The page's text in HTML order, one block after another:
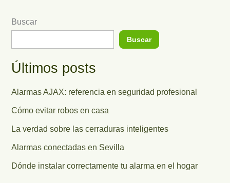
Buscar
Buscar
Últimos posts
Alarmas AJAX: referencia en seguridad profesional
Cómo evitar robos en casa
La verdad sobre las cerraduras inteligentes
Alarmas conectadas en Sevilla
Dónde instalar correctamente tu alarma en el hogar